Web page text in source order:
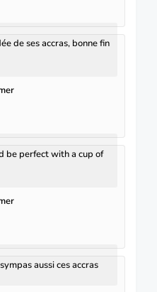
de ses accras, bonne fin
be perfect with a cup of
aussi ces accras